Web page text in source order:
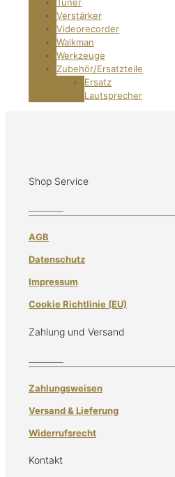
Verstärker
Videorecorder
Walkman
Werkzeuge
Zubehör/Ersatzteile
Ersatz
Lautsprecher
Shop Service
AGB
Datenschutz
Impressum
Cookie Richtlinie (EU)
Zahlung und Versand
Zahlungsweisen
Versand & Lieferung
Widerrufsrecht
Kontakt